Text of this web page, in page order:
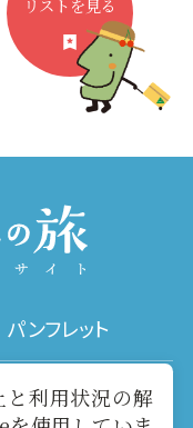
リストを見る
パンフレット
画ギャラリー
利用状況の解